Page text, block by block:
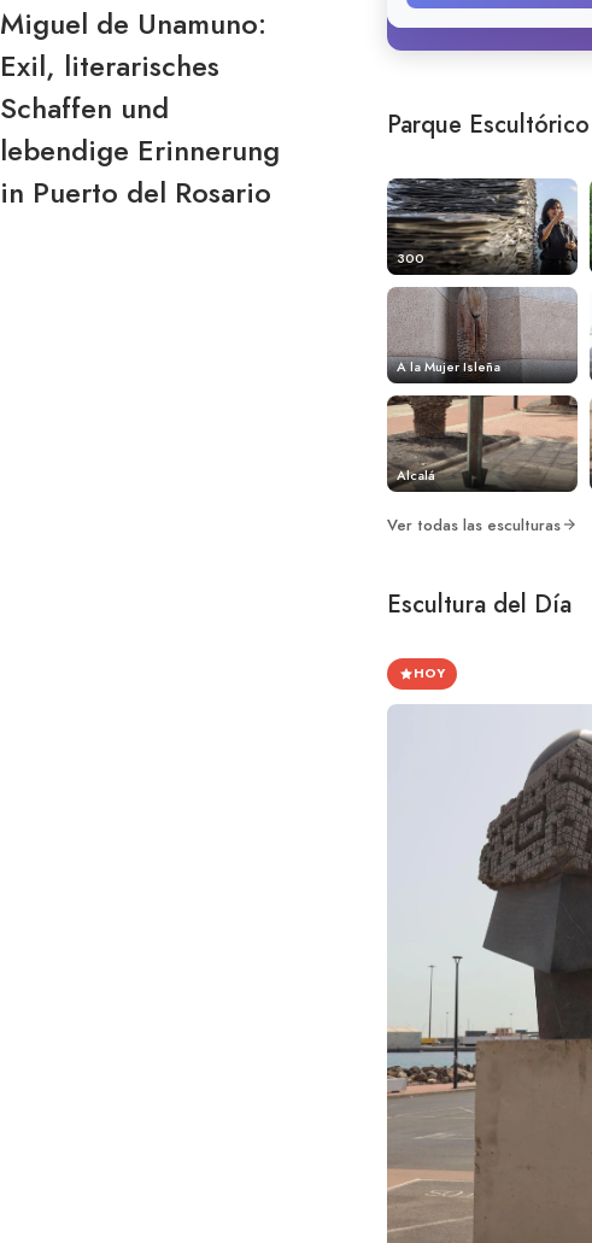
Miguel de Unamuno:
Exil, literarisches
Schaffen und
lebendige Erinnerung
in Puerto del Rosario
Parque Escultórico
300
A la Mujer Isleña
Alcalá
Ver todas las esculturas
Escultura del Día
HOY